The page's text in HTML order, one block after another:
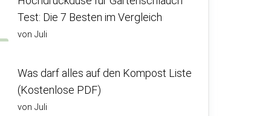
Test: Die 7 Besten im Vergleich
von Juli
Was darf alles auf den Kompost Liste
(Kostenlose PDF)
von Juli